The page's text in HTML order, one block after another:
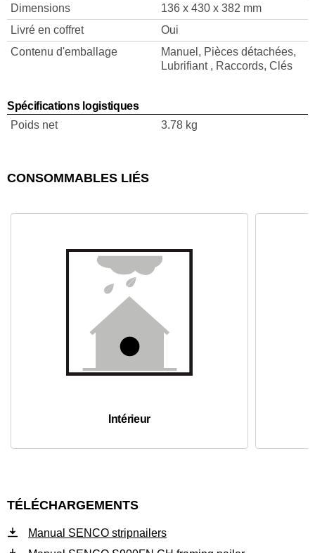
Dimensions
136 x 430 x 382 mm
Livré en coffret
Oui
Contenu d'emballage
Manuel, Pièces détachées,
Lubrifiant , Raccords, Clés
Spécifications logistiques
Poids net
3.78 kg
CONSOMMABLES LIÉS
Intérieur
TÉLÉCHARGEMENTS
Manual SENCO stripnailers